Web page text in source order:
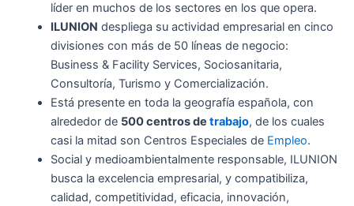
líder en muchos de los sectores en los que opera.
ILUNION despliega su actividad empresarial en cinco
divisiones con más de 50 líneas de negocio:
Business & Facility Services, Sociosanitaria,
Consultoría, Turismo y Comercialización.
Está presente en toda la geografía española, con
alrededor de 500 centros de trabajo, de los cuales
casi la mitad son Centros Especiales de Empleo.
Social y medioambientalmente responsable, ILUNION
busca la excelencia empresarial, y compatibiliza,
calidad, competitividad, eficacia, innovación,